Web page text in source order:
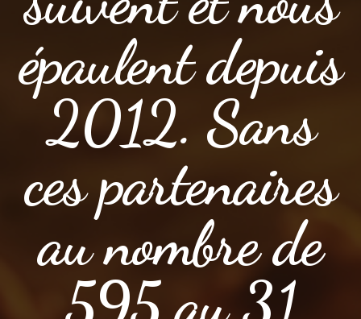
épaulent depuis
2012. Sans
ces partenaires
au nombre de
595 au 31